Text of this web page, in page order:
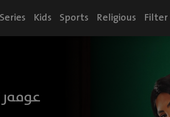
Series Kids Sports Religious Filter